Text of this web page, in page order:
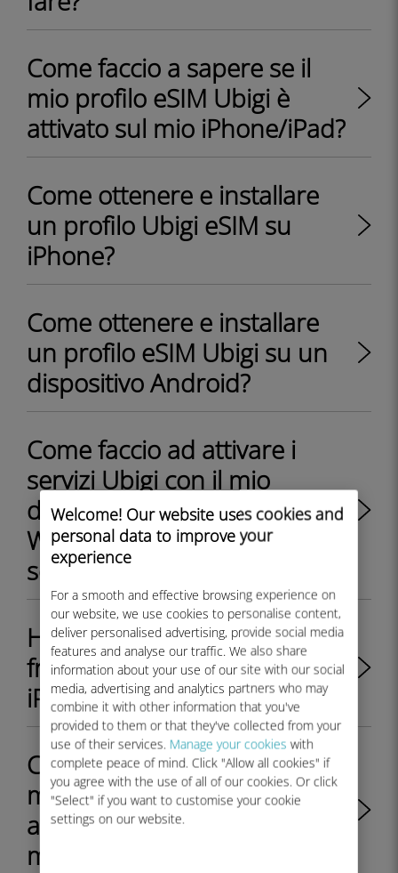
Welcome! Our website uses cookies and
personal data to improve your
experience
For a smooth and effective browsing experience on
our website, we use cookies to personalise content,
deliver personalised advertising, provide social media
features and analyse our traffic. We also share
information about your use of our site with our social
media, advertising and analytics partners who may
combine it with other information that you've
provided to them or that they've collected from your
use of their services. Manage your cookies with
complete peace of mind. Click "Allow all cookies" if
you agree with the use of all of our cookies. Or click
"Select" if you want to customise your cookie
settings on our website.
Come faccio a sapere se il
mio profilo eSIM Ubigi è
attivato sul mio iPhone/iPad?
Come ottenere e installare
un profilo Ubigi eSIM su
iPhone?
Come ottenere e installare
un profilo eSIM Ubigi su un
dispositivo Android?
Come faccio ad attivare i
servizi Ubigi con il mio
dispositivo Windows 10 o
Windows 11 dotato di una
scheda SIM fisica Ubigi?
How can I buy a data plan
from the Ubigi application on
iPhone or iPad?
Come faccio a sapere se il
mio profilo Ubigi eSIM è
attivato e pronto all'uso sul
mio dispositivo Android?